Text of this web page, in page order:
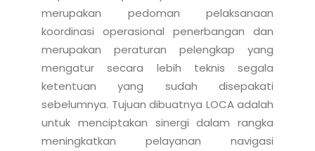
merupakan pedoman pelaksanaan
koordinasi operasional penerbangan dan
merupakan peraturan pelengkap yang
mengatur secara lebih teknis segala
ketentuan yang sudah disepakati
sebelumnya. Tujuan dibuatnya LOCA adalah
untuk menciptakan sinergi dalam rangka
meningkatkan pelayanan navigasi